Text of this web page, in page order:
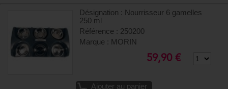
Désignation : Nourrisseur 6 gamelles
250 ml
Référence : 250200
Marque : MORIN
59,90 €
Ajouter au panier